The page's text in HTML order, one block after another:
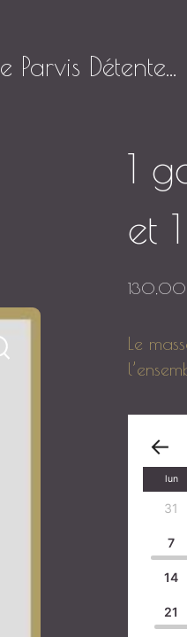
Le Parvis Détente...
1
et
130,00
Le
lun
31
7
14
21